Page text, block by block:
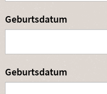
Geburtsdatum
Geburtsdatum